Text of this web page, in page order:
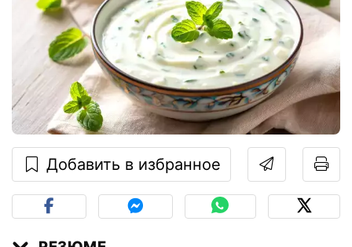
Добавить в избранное